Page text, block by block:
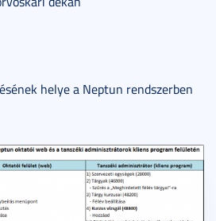
helye a Neptun rendszerben